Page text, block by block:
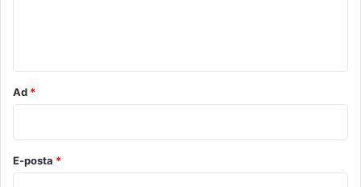
Ad *
E-posta *